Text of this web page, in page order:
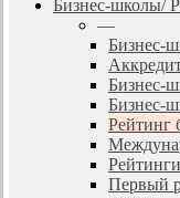
Бизнес-школы/
—
Бизнес-
Бизнес-
Бизнес-
Рейтинг
Первый